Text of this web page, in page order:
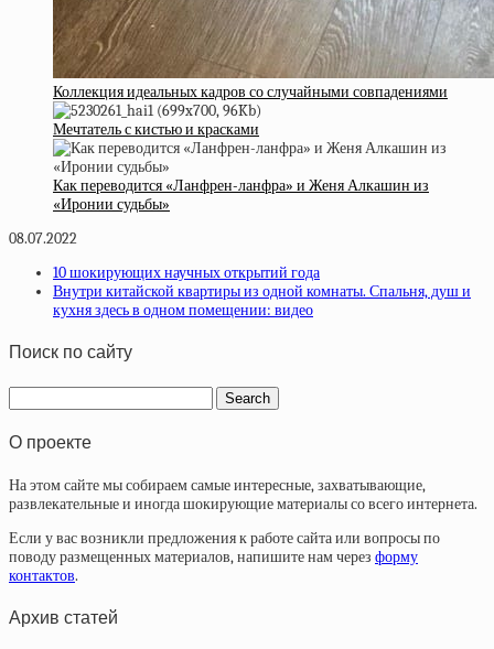
Коллекция идеальных кадров со случайными совпадениями
Мечтатель с кистью и красками
Как переводится «Ланфрен-ланфра» и Женя Алкашин из
«Иронии судьбы»
08.07.2022
10 шокирующих научных открытий года
Внутри китайской квартиры из одной комнаты. Спальня, душ и
кухня здесь в одном помещении: видео
Поиск по сайту
О проекте
На этом сайте мы собираем самые интересные, захватывающие,
развлекательные и иногда шокирующие материалы со всего интернета.
Если у вас возникли предложения к работе сайта или вопросы по
поводу размещенных материалов, напишите нам через форму
контактов.
Архив статей